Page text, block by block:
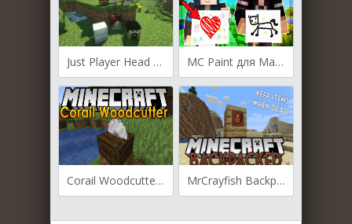
Just Player Head для Майнкрафт [1.16.1, 1.15.2, 1.14.4, 1.12.2] MC Paint для Майнкрафт [1.16.1, 1.15.2, 1.14.4, 1.12.2]
Corail Woodcutter для Майнкрафт [1.14.4, 1.15.1] MrCrayfish Backpacked для Майнкрафт [1.12.2, 1.14.4, 1.15.2]